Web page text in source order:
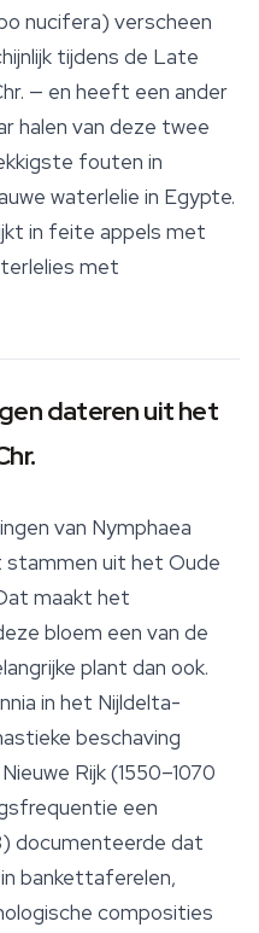
nucifera) verscheen
tijdens de Late
— en heeft een ander
halen van deze twee
fouten in
waterlelie in Egypte.
in feite appels met
met
dateren uit het
van Nymphaea
stammen uit het Oude
maakt het
bloem een van de
plant dan ook.
in het Nijldelta-
beschaving
Rijk (1550–1070
een
documenteerde dat
bankettaferelen,
composities